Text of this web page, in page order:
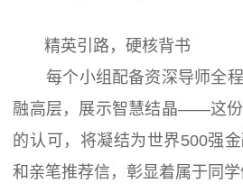
精英引路，硬核背书
每个小组配备资深导师全
融高层，展示智慧结晶——这
的认可，将凝结为世界500强
和亲笔推荐信，彰显着属于同学